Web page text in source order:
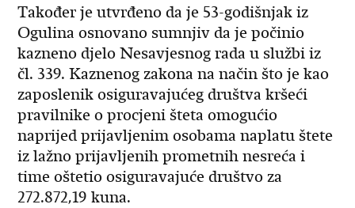
Također je utvrđeno da je 53-godišnjak iz
Ogulina osnovano sumnjiv da je počinio
kazneno djelo Nesavjesnog rada u službi iz
čl. 339. Kaznenog zakona na način što je kao
zaposlenik osiguravajućeg društva kršeći
pravilnike o procjeni šteta omogućio
naprijed prijavljenim osobama naplatu štete
iz lažno prijavljenih prometnih nesreća i
time oštetio osiguravajuće društvo za
272.872,19 kuna.